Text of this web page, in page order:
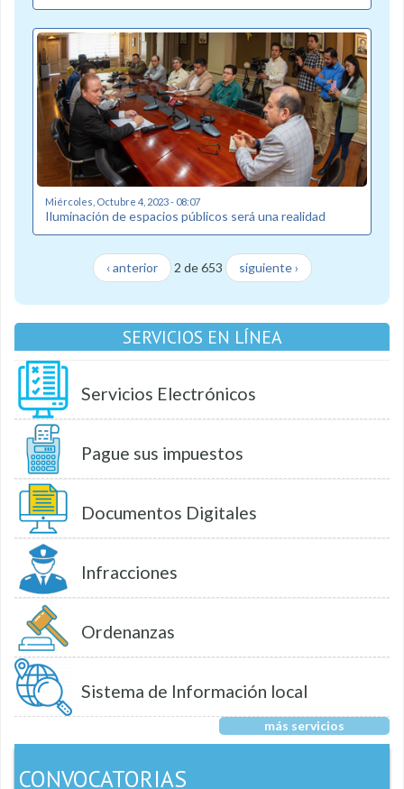
Miércoles, Octubre 4, 2023 - 08:07
Iluminación de espacios públicos será una realidad
‹ anterior 2 de 653 siguiente ›
SERVICIOS EN LÍNEA
Servicios Electrónicos
Pague sus impuestos
Documentos Digitales
Infracciones
Ordenanzas
Sistema de Información local
más servicios
CONVOCATORIAS